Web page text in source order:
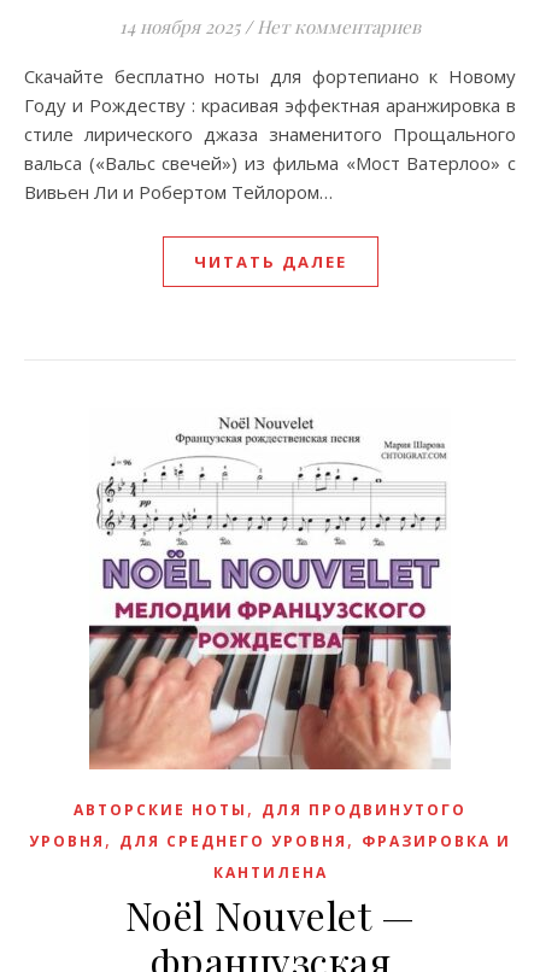
14 ноября 2025 / Нет комментариев
Скачайте бесплатно ноты для фортепиано к Новому
Году и Рождеству : красивая эффектная аранжировка в
стиле лирического джаза знаменитого Прощального
вальса («Вальс свечей») из фильма «Мост Ватерлоо» с
Вивьен Ли и Робертом Тейлором…
ЧИТАТЬ ДАЛЕЕ
АВТОРСКИЕ НОТЫ , ДЛЯ ПРОДВИНУТОГО
УРОВНЯ , ДЛЯ СРЕДНЕГО УРОВНЯ , ФРАЗИРОВКА И
КАНТИЛЕНА
Noël Nouvelet —
французская